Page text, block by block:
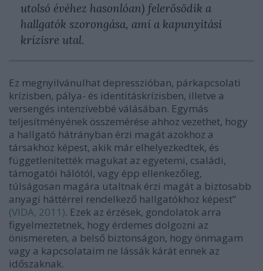
utolsó évéhez hasonlóan) felerősödik a
hallgatók szorongása, ami a kapunyitási
krízisre utal.
Ez megnyilvánulhat depresszióban, párkapcsolati
krízisben, pálya- és identitáskrízisben, illetve a
versengés intenzívebbé válásában. Egymás
teljesítményének összemérése ahhoz vezethet, hogy
a hallgató hátrányban érzi magát azokhoz a
társakhoz képest, akik már elhelyezkedtek, és
függetlenítették magukat az egyetemi, családi,
támogatói hálótól, vagy épp ellenkezőleg,
túlságosan magára utaltnak érzi magát a biztosabb
anyagi háttérrel rendelkező hallgatókhoz képest”
(VIDA, 2011). Ezek az érzések, gondolatok arra
figyelmeztetnek, hogy érdemes dolgozni az
önismereten, a belső biztonságon, hogy önmagam
vagy a kapcsolataim ne lássák kárát ennek az
időszaknak.